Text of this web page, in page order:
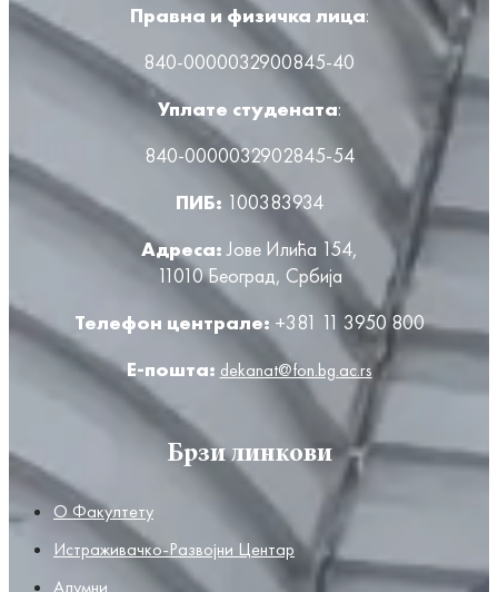
Правна и физичка лица:
840-0000032900845-40
Уплате студената:
840-0000032902845-54
ПИБ: 100383934
Адреса:Јове Илића 154,
11010 Београд, Србија
Телефон централе: +381 11 3950 800
Е-пошта: dekanat@fon.bg.ac.rs
Брзи линкови
О Факултету
Истраживачко-Развојни Центар
Алумни